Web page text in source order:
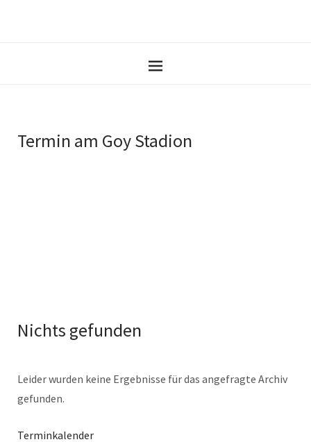
Termin am Goy Stadion
Nichts gefunden
Leider wurden keine Ergebnisse für das angefragte Archiv
gefunden.
Terminkalender